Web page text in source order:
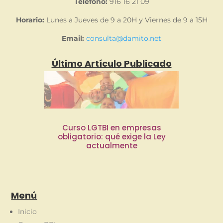
compromisos.
Horario: Lunes a Jueves de 9 a 20H y Viernes de 9 a 15H
Email: consulta@damito.net
Último Artículo Publicado
Curso LGTBI en empresas
obligatorio: qué exige la Ley
actualmente
Menú
Inicio